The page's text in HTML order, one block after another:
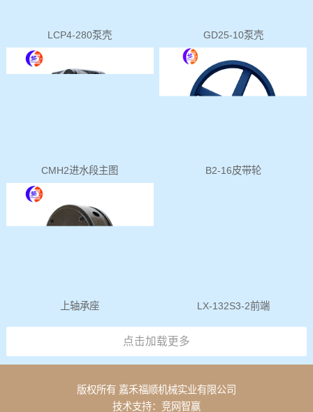
LCP4-280泵壳 GD25-10泵壳
CMH2进水段主图 B2-16皮带轮
上轴承座 LX-132S3-2前端
点击加载更多
版权所有 嘉禾福顺机械实业有限公司
技术支持： 竞网智赢